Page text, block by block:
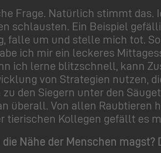
Frage. Natürlich stimmt
schlausten. Ein Beispiel
falle um und stelle mich tot.
ich mir ein leckeres
ich lerne blitzschnell, kann
von Strategien nutzen,
den Siegern unter den
überall. Von allen Raubtieren
tierischen Kollegen gefällt es
Nähe der Menschen